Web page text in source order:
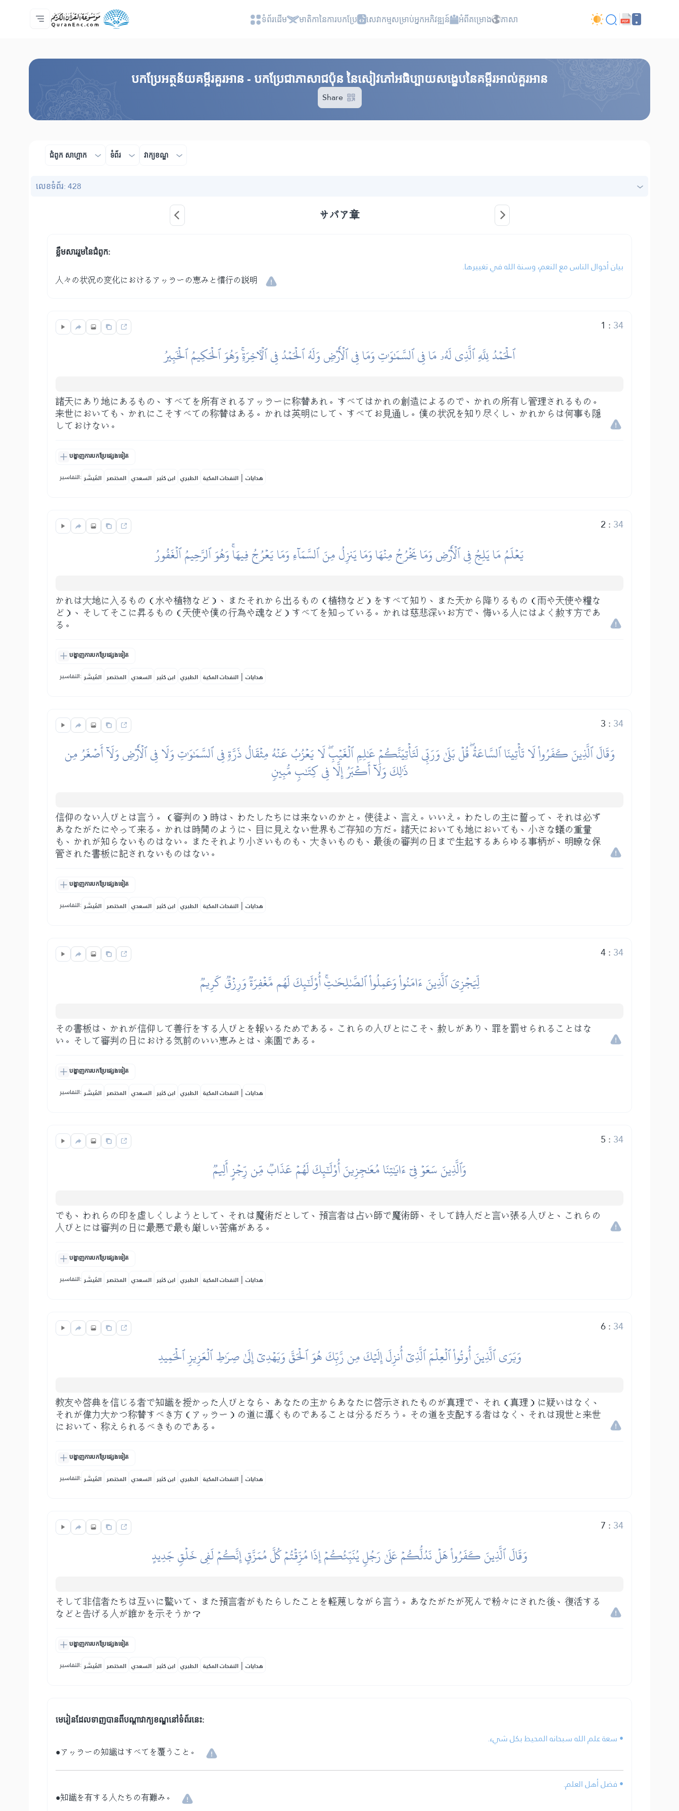
ទំព័រ​ដេីម
មាតិកានៃការបកប្រែ
Audio
សេវាកម្មសម្រាប់អ្នកអភិវឌ្ឍន៍ - API
អំពី​គម្រោង
ទំនាក់ទំងមកកាន់យើងខ្ញុំ
ភាសា ទំព័រ​ដេីម មាតិកានៃការបកប្រែ សេវាកម្មសម្រាប់អ្នកអភិវឌ្ឍន៍ អំពី​គម្រោង ភាសា
បកប្រែអត្ថន័យគម្ពីរគួរអាន - បកប្រែជាភាសាជប៉ុន នៃសៀវភៅអធិប្បាយសង្ខេបនៃគម្ពីរអាល់គួរអាន
Share
ជំពូក​ សាហ្ពាក ទំព័រ វាក្យខណ្ឌ
លេខ​ទំព័រ: 428
サバア章
ខ្លឹមសាររួមនៃជំពូក:
بيان أحوال الناس مع النعم، وسنة الله في تغييرها.
人々の状況の変化におけるアッラーの恵みと慣行の説明
1 : 34
ٱلۡحَمۡدُ لِلَّهِ ٱلَّذِي لَهُۥ مَا فِي ٱلسَّمَٰوَٰتِ وَمَا فِي ٱلۡأَرۡضِ وَلَهُ ٱلۡحَمۡدُ فِي ٱلۡأٓخِرَةِۚ وَهُوَ ٱلۡحَكِيمُ ٱلۡخَبِيرُ
諸天にあり地にあるもの、すべてを所有されるアッラーに称賛あれ。すべてはかれの創造によるので、かれの所有し管理されるもの。
来世においても、かれにこそすべての称賛はある。かれは英明にして、すべてお見通し。僕の状況を知り尽くし、かれからは何事も隠
しておけない。
បង្ហាញការបកប្រែផ្សេងទៀត
التفاسير: المُيسَّر المختصر السعدي ابن كثير الطبري النفحات المكية | هدايات
2 : 34
يَعۡلَمُ مَا يَلِجُ فِي ٱلۡأَرۡضِ وَمَا يَخۡرُجُ مِنۡهَا وَمَا يَنزِلُ مِنَ ٱلسَّمَآءِ وَمَا يَعۡرُجُ فِيهَاۚ وَهُوَ ٱلرَّحِيمُ ٱلۡغَفُورُ
かれは大地に入るもの（水や植物など）、またそれから出るもの（植物など）をすべて知り、また天から降りるもの（雨や天使や糧な
ど）、そしてそこに昇るもの（天使や僕の行為や魂など）すべてを知っている。かれは慈悲深いお方で、悔いる人にはよく赦す方であ
る。
បង្ហាញការបកប្រែផ្សេងទៀត
التفاسير: المُيسَّر المختصر السعدي ابن كثير الطبري النفحات المكية | هدايات
3 : 34
وَقَالَ ٱلَّذِينَ كَفَرُواْ لَا تَأۡتِينَا ٱلسَّاعَةُۖ قُلۡ بَلَىٰ وَرَبِّي لَتَأۡتِيَنَّكُمۡ عَٰلِمِ ٱلۡغَيۡبِۖ لَا يَعۡزُبُ عَنۡهُ مِثۡقَالُ ذَرَّةٖ فِي ٱلسَّمَٰوَٰتِ وَلَا فِي ٱلۡأَرۡضِ وَلَآ أَصۡغَرُ مِن
ذَٰلِكَ وَلَآ أَكۡبَرُ إِلَّا فِي كِتَٰبٖ مُّبِينٖ
信仰のない人びとは言う。（審判の）時は、わたしたちには来ないのかと。使徒よ、言え。いいえ。わたしの主に誓って、それは必ず
あなたがたにやって来る。かれは時間のように、目に見えない世界もご存知の方だ。諸天においても地においても、小さな蟻の重量
も、かれが知らないものはない。またそれより小さいものも、大きいものも、最後の審判の日まで生起するあらゆる事柄が、明瞭な保
管された書板に記されないものはない。
បង្ហាញការបកប្រែផ្សេងទៀត
التفاسير: المُيسَّر المختصر السعدي ابن كثير الطبري النفحات المكية | هدايات
4: 34
لِّيَجۡزِيَ ٱلَّذِينَ ءَامَنُواْ وَعَمِلُواْ ٱلصَّٰلِحَٰتِۚ أُوْلَٰٓئِكَ لَهُم مَّغۡفِرَةٞ وَرِزۡقٞ كَرِيمٞ
その書板は、かれが信仰して善行をする人びとを報いるためである。これらの人びとにこそ、赦しがあり、罪を罰せられることはな
い。そして審判の日における気前のいい恵みとは、楽園である。
បង្ហាញការបកប្រែផ្សេងទៀត
التفاسير: المُيسَّر المختصر السعدي ابن كثير الطبري النفحات المكية | هدايات
5 : 34
وَٱلَّذِينَ سَعَوۡ فِيٓ ءَايَٰتِنَا مُعَٰجِزِينَ أُوْلَٰٓئِكَ لَهُمۡ عَذَابٞ مِّن رِّجۡزٍ أَلِيمٞ
でも、われらの印を虚しくしようとして、それは魔術だとして、預言者は占い師で魔術師、そして詩人だと言い張る人びと、これらの
人びとには審判の日に最悪で最も厳しい苦痛がある。
បង្ហាញការបកប្រែផ្សេងទៀត
التفاسير: المُيسَّر المختصر السعدي ابن كثير الطبري النفحات المكية | هدايات
6: 34
وَيَرَى ٱلَّذِينَ أُوتُواْ ٱلۡعِلۡمَ ٱلَّذِيٓ أُنزِلَ إِلَيۡكَ مِن رَّبِّكَ هُوَ ٱلۡحَقَّ وَيَهۡدِيٓ إِلَىٰ صِرَٰطِ ٱلۡعَزِيزِ ٱلۡحَمِيدِ
教友や啓典を信じる者で知識を授かった人びとなら、あなたの主からあなたに啓示されたものが真理で、それ（真理）に疑いはなく、
それが偉力大かつ称賛すべき方（アッラー）の道に導くものであることは分るだろう。その道を支配する者はなく、それは現世と来世
において、称えられるべきものである。
បង្ហាញការបកប្រែផ្សេងទៀត
التفاسير: المُيسَّر المختصر السعدي ابن كثير الطبري النفحات المكية | هدايات
7 : 34
وَقَالَ ٱلَّذِينَ كَفَرُواْ هَلۡ نَدُلُّكُمۡ عَلَىٰ رَجُلٖ يُنَبِّئُكُمۡ إِذَا مُزِّقۡتُمۡ كُلَّ مُمَزَّقٍ إِنَّكُمۡ لَفِي خَلۡقٖ جَدِيدٍ
そして非信者たちは互いに驚いて、また預言者がもたらしたことを軽蔑しながら言う。あなたがたが死んで粉々にされた後、復活する
などと告げる人が誰かを示そうか？
បង្ហាញការបកប្រែផ្សេងទៀត
التفاسير: المُيسَّر المختصر السعدي ابن كثير الطبري النفحات المكية | هدايات
មេរៀនដែលទាញបានពីបណ្តាវាក្យខណ្ឌនៅទំព័រនេះ:
• سعة علم الله سبحانه المحيط بكل شيء.
●アッラーの知識はすべてを覆うこと。
• فضل أهل العلم.
●知識を有する人たちの有難み。